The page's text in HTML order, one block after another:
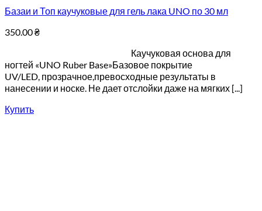
Базаи и Топ каучуковые для гель лака UNO по 30 мл
350.00₴
Каучуковая основа для
ногтей «UNO Ruber Base»Базовое покрытие
UV/LED, прозрачное,превосходные результаты в
нанесении и носке. Не дает отслойки даже на мягких [...]
Купить